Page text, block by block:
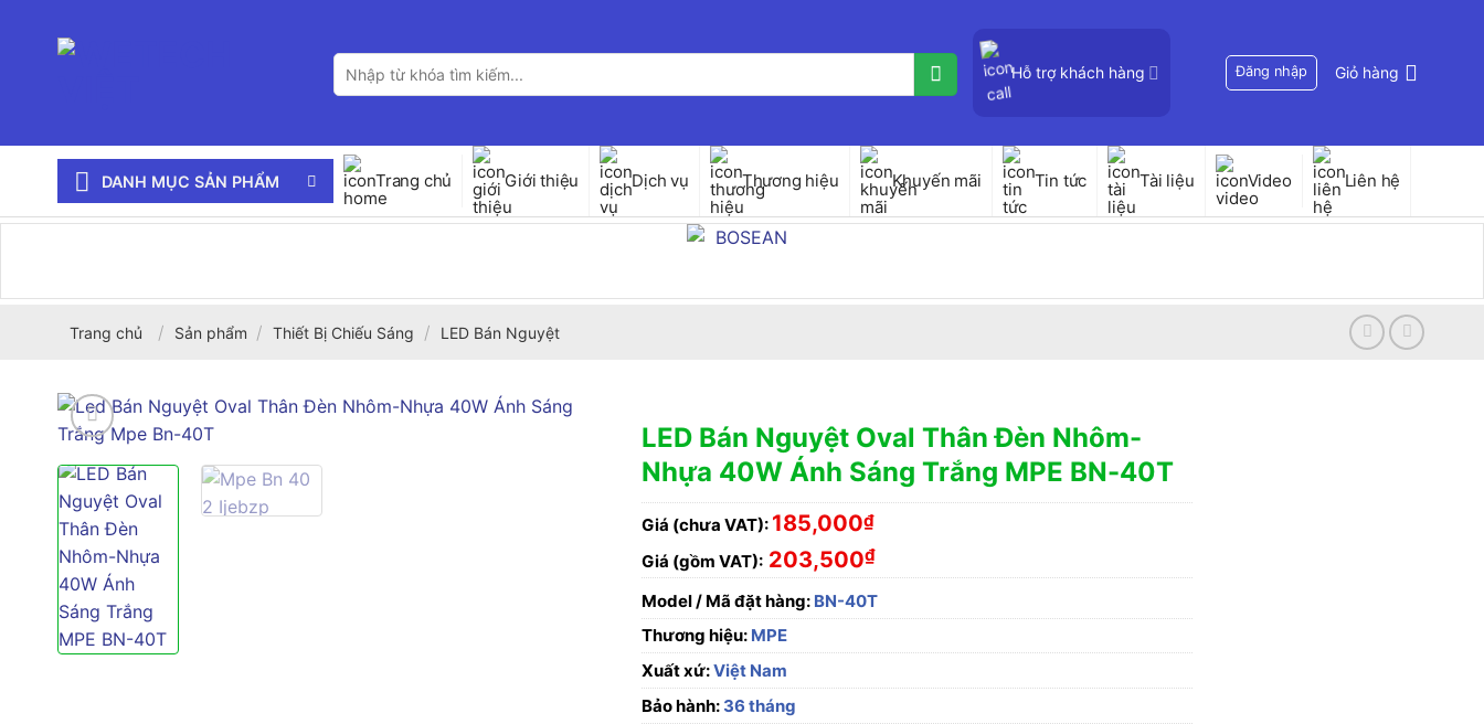
Tìm
kiếm:
Hỗ trợ khách hàng Đăng nhập Giỏ hàng
DANH MỤC SẢN PHẨM Trang chủ Giới thiệu Dịch vụ Thương hiệu Khuyến mãi Tin tức Tài liệu Video Liên hệ
Trang chủ / Sản phẩm / Thiết Bị Chiếu Sáng / LED Bán Nguyệt
LED Bán Nguyệt Oval Thân Đèn Nhôm-
Nhựa 40W Ánh Sáng Trắng MPE BN-40T
Giá (chưa VAT): 185,000₫
Giá (gồm VAT): 203,500₫
Model / Mã đặt hàng: BN-40T
Thương hiệu: MPE
Xuất xứ:Việt Nam
Bảo hành: 36 tháng